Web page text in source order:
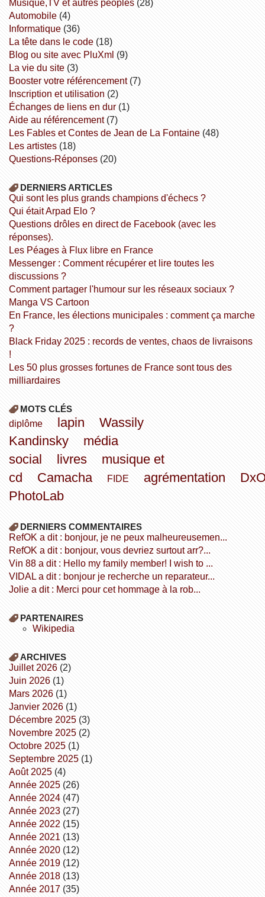
Musique,TV et autres peoples(28)
Automobile(4)
informatique(36)
la tête dans le code(18)
Blog ou site avec PluXml (9)
la vie du site(3)
booster votre référencement(7)
inscription et utilisation (2)
échanges de liens en dur(1)
aide au référencement(7)
Les Fables et Contes de Jean de La Fontaine(48)
Les artistes(18)
Questions-Réponses(20)
DERNIERS ARTICLES
Qui sont les plus grands champions d'échecs ?
Qui était Arpad Elo ?
Questions drôles en direct de Facebook (avec les
réponses).
Les Péages à Flux libre en France
Messenger : Comment récupérer et lire toutes les
discussions ?
Comment partager l'humour sur les réseaux sociaux ?
Manga VS Cartoon
En France, les élections municipales : comment ça marche
?
Black Friday 2025 : records de ventes, chaos de livraisons
!
Les 50 plus grosses fortunes de France sont tous des
milliardaires
MOTS CLÉS
diplôme
lapin
Wassily
Kandinsky
média
social
livres
musique et
cd
Camacha FIDE agrémentation
PhotoLab
DERNIERS COMMENTAIRES
refOK a dit : bonjour, je ne peux malheureusemen...
refOK a dit : bonjour, vous devriez surtout arr?...
Vin 88 a dit : Hello my family member! I wish to ...
VIDAL a dit : bonjour je recherche un reparateur...
Jolie a dit : Merci pour cet hommage à la rob...
PARTENAIRES
wikipedia
ARCHIVES
juillet 2026(2)
juin 2026(1)
mars 2026(1)
janvier 2026(1)
décembre 2025(3)
novembre 2025(2)
octobre 2025(1)
septembre 2025(1)
août 2025(4)
année 2025(26)
année 2024(47)
année 2023(27)
année 2022 (15)
année 2021 (13)
année 2020(12)
année 2019(12)
année 2018(13)
année 2017(35)